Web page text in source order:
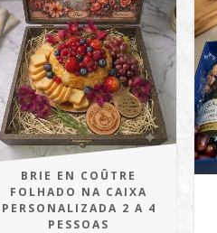
BRIE EN COÛTRE
FOLHADO NA CAIXA
PERSONALIZADA 2 A 4
PESSOAS